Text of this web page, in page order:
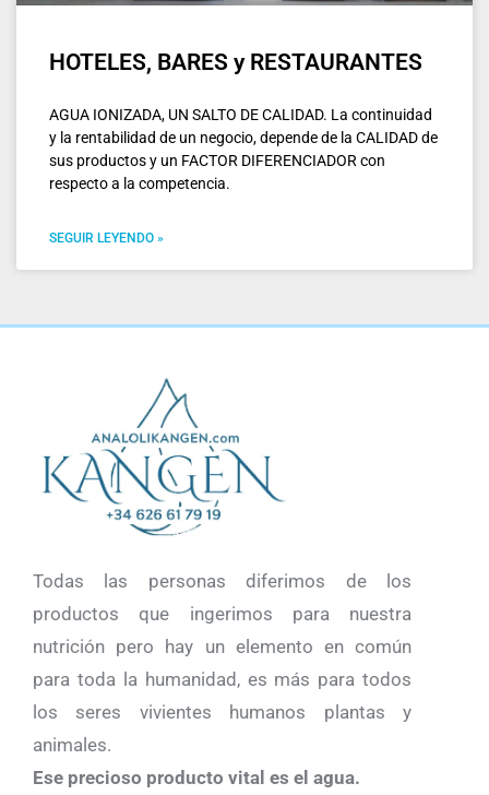
HOTELES, BARES y RESTAURANTES
AGUA IONIZADA, UN SALTO DE CALIDAD. La continuidad
y la rentabilidad de un negocio, depende de la CALIDAD de
sus productos y un FACTOR DIFERENCIADOR con
respecto a la competencia.
SEGUIR LEYENDO »
Todas las personas diferimos de los
productos que ingerimos para nuestra
nutrición pero hay un elemento en común
para toda la humanidad, es más para todos
los seres vivientes humanos plantas y
animales.
Ese precioso producto vital es el agua.